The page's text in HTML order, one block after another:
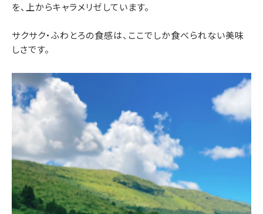
を、上からキャラメリゼしています。
サクサク・ふわとろの食感は、ここでしか食べられない美味
しさです。